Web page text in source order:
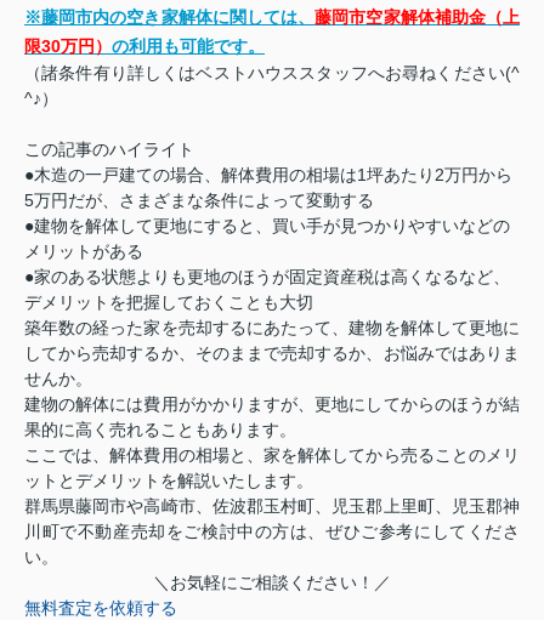
※藤岡市内の空き家解体に関しては、藤岡市空家解体補助金（上
限30万円） の利用も可能です。
（諸条件有り詳しくはベストハウススタッフへお尋ねください(^
^♪）
この記事のハイライト
●木造の一戸建ての場合、解体費用の相場は1坪あたり2万円から
5万円だが、さまざまな条件によって変動する
●建物を解体して更地にすると、買い手が見つかりやすいなどの
メリットがある
●家のある状態よりも更地のほうが固定資産税は高くなるなど、
デメリットを把握しておくことも大切
築年数の経った家を売却するにあたって、建物を解体して更地に
してから売却するか、そのままで売却するか、お悩みではありま
せんか。
建物の解体には費用がかかりますが、更地にしてからのほうが結
果的に高く売れることもあります。
ここでは、解体費用の相場と、家を解体してから売ることのメリ
ットとデメリットを解説いたします。
群馬県藤岡市や高崎市、佐波郡玉村町、児玉郡上里町、児玉郡神
川町で不動産売却をご検討中の方は、ぜひご参考にしてくださ
い。
＼お気軽にご相談ください！／
無料査定を依頼する